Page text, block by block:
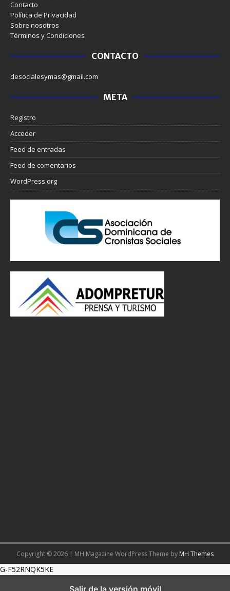
Contacto
Política de Privacidad
Sobre nosotros
Términos y Condiciones
CONTACTO
desocialesymas@gmail.com
META
Registro
Acceder
Feed de entradas
Feed de comentarios
WordPress.org
Copyright © 2026 | MH Magazine WordPress Theme by MH Themes
G-F52RNQK5KE